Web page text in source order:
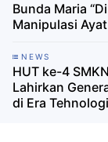
Bunda Maria
Manipulasi
NEWS
HUT ke-4
Lahirkan
di Era Tehnologi